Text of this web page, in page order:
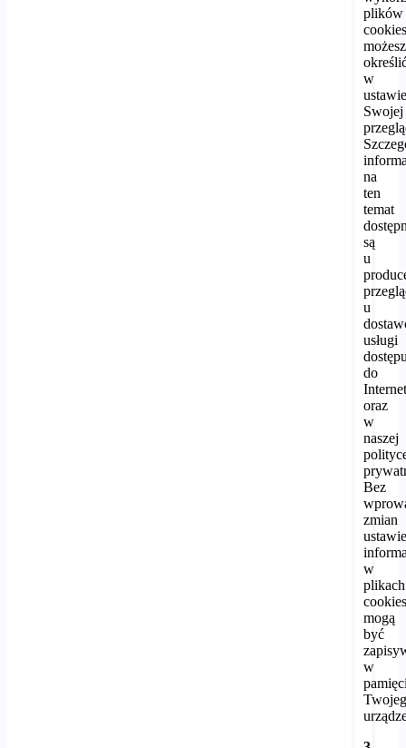
plików
możesz
w
Swojej
na
ten
temat
są
u
u
usługi
do
oraz
w
naszej
Bez
zmian
w
plikach
mogą
być
w